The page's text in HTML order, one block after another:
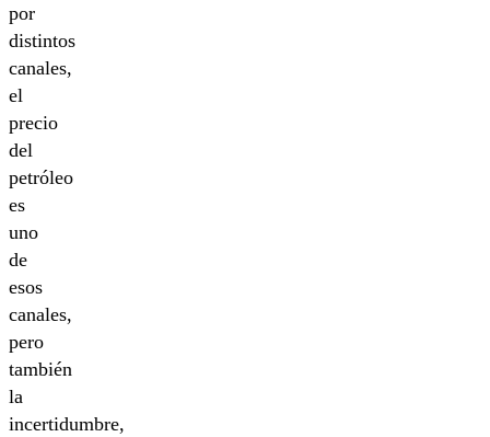
por
distintos
canales,
el
precio
del
petróleo
es
uno
de
esos
canales,
pero
también
la
incertidumbre,